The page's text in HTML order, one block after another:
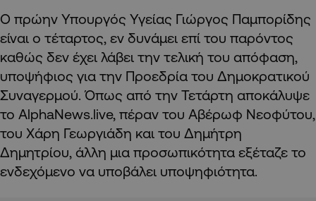
Ο πρώην Υπουργός Υγείας Γιώργος Παμπορίδης
είναι ο τέταρτος, εν δυνάμει επί του παρόντος
καθώς δεν έχει λάβει την τελική του απόφαση,
υποψήφιος για την Προεδρία του Δημοκρατικού
Συναγερμού. Όπως από την Τετάρτη αποκάλυψε
το AlphaNews.live, πέραν του Αβέρωφ Νεοφύτου,
του Χάρη Γεωργιάδη και του Δημήτρη
Δημητρίου, άλλη μια προσωπικότητα εξέταζε το
ενδεχόμενο να υποβάλει υποψηφιότητα.